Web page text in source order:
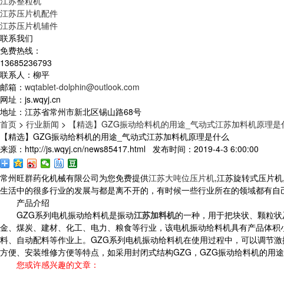
江苏压片机配件
江苏压片机辅件
联系我们
免费热线：
13685236793
联系人：柳平
邮箱： wqtablet-dolphin@outlook.com
网址：js.wqyj.cn
地址：江苏省常州市新北区锡山路68号
首页 > 行业新闻 >
【精选】GZG振动给料机的用途_气动式江苏加料机原理是
【精选】GZG振动给料机的用途_气动式江苏加料机原理是什么
来源：http://js.wqyj.cn/news85417.html 发布时间：2019-4-3 6:00:00
常州旺群药化机械有限公司为您免费提供江苏大吨位压片机,江苏旋转式压片
生活中的很多行业的发展与都是离不开的，有时候一些行业所在的领域都有
产品介绍
GZG系列电机振动给料机是振动江苏加料机的一种，用于把块状、颗粒
金、煤炭、建材、化工、电力、粮食等行业，该电机振动给料机具有产品体
料、自动配料等作业上。GZG系列电机振动给料机在使用过程中，可以调节
方便、安装维修方便等特点，如采用封闭式结构GZG，GZG振动给料机的用
您或许感兴趣的文章：